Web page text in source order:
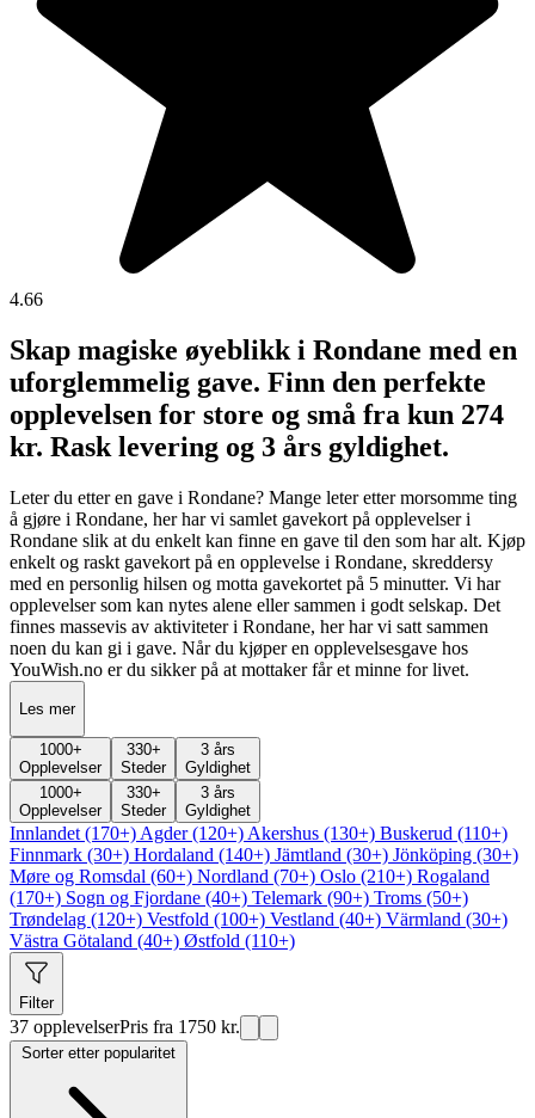
4.66
Skap magiske øyeblikk i Rondane med en
uforglemmelig gave. Finn den perfekte
opplevelsen for store og små fra kun 274
kr. Rask levering og 3 års gyldighet.
Leter du etter en gave i Rondane? Mange leter etter morsomme ting
å gjøre i Rondane, her har vi samlet gavekort på opplevelser i
Rondane slik at du enkelt kan finne en gave til den som har alt. Kjøp
enkelt og raskt gavekort på en opplevelse i Rondane, skreddersy
med en personlig hilsen og motta gavekortet på 5 minutter. Vi har
opplevelser som kan nytes alene eller sammen i godt selskap. Det
finnes massevis av aktiviteter i Rondane, her har vi satt sammen
noen du kan gi i gave. Når du kjøper en opplevelsesgave hos
YouWish.no er du sikker på at mottaker får et minne for livet.
Les mer
1000+
Opplevelser
330+
Steder
3 års
Gyldighet
1000+
Opplevelser
330+
Steder
3 års
Gyldighet
Innlandet (170+) Agder (120+) Akershus (130+) Buskerud (110+)
Finnmark (30+) Hordaland (140+) Jämtland (30+) Jönköping (30+)
Møre og Romsdal (60+) Nordland (70+) Oslo (210+) Rogaland
(170+) Sogn og Fjordane (40+) Telemark (90+) Troms (50+)
Trøndelag (120+) Vestfold (100+) Vestland (40+) Värmland (30+)
Västra Götaland (40+) Østfold (110+)
Filter
37 opplevelserPris fra 1750 kr.